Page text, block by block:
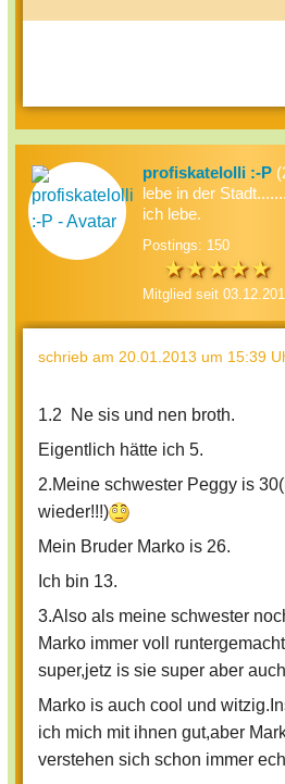
profiskatelolli :-P
lebe in der
ich lebe.
Postings: 150
Mitglied seit
schrieb am 20.01.2013 um 15:39
1.2 Ne sis und nen broth.
Eigentlich hätte ich 5.
2.Meine schwester Peggy is
wieder!!!)
Mein Bruder Marko is 26.
Ich bin 13.
3.Also als meine schwester
Marko immer voll
super,jetz is sie super aber
Marko is auch cool und
ich mich mit ihnen gut,aber
verstehen sich schon immer